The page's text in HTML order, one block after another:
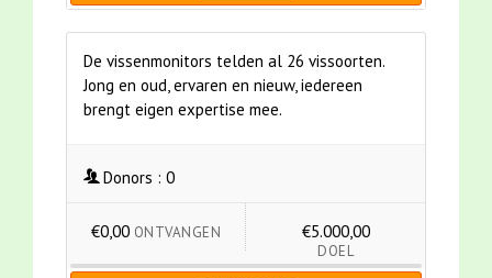
De vissenmonitors telden al 26 vissoorten.
Jong en oud, ervaren en nieuw, iedereen
brengt eigen expertise mee.
Donors : 0
€0,00 ONTVANGEN €5.000,00
DOEL